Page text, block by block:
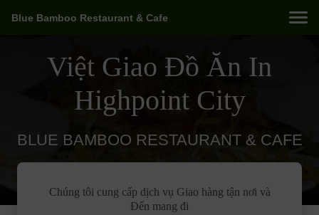
Blue Bamboo Restaurant & Cafe
Việt Giao Đồ Ăn In
Highpoint City
BLUE BAMBOO RESTAURANT & CAFE
Chúng tôi cung cấp dịch vụ Giao hàng tận nơi và
Đến mang đi